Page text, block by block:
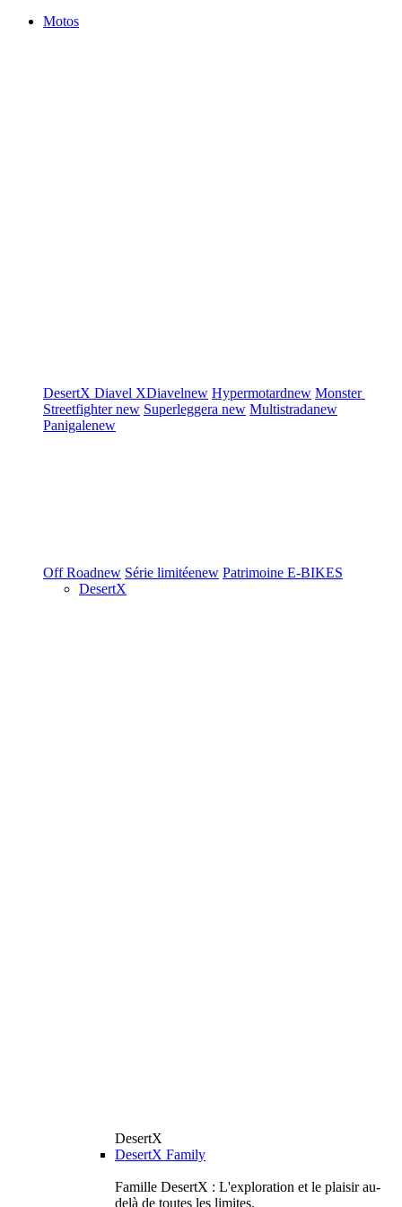
Motos
DesertX Diavel XDiavelnew Hypermotardnew Monster
Streetfighternew Superleggera new Multistradanew
Panigalenew
Off Roadnew Série limitéenew Patrimoine E-BIKES
DesertX
DesertX
DesertX Family
Famille DesertX : L'exploration et le plaisir au-
delà de toutes les limites.